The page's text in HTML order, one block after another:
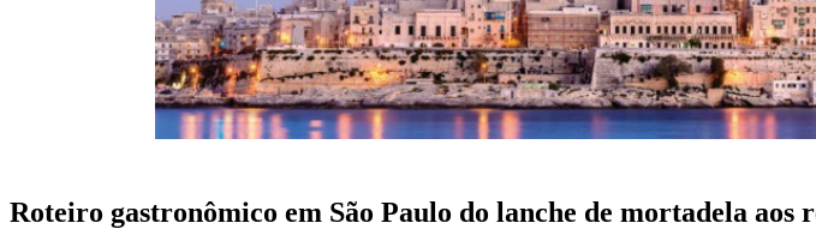
Roteiro gastronômico em São Paulo do lanche de mortadela aos